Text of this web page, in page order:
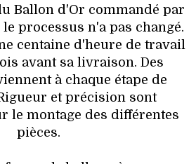
Ballon d'Or commandé par
le processus n'a pas changé.
centaine d'heure de travail
avant sa livraison. Des
à chaque étape de
et précision sont
le montage des différentes
pièces.